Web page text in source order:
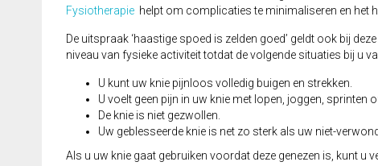
Fysiotherapie helpt om complicaties te minimaliseren en het
De uitspraak ‘haastige spoed is zelden goed’ geldt ook bij
niveau van fysieke activiteit totdat de volgende situaties bij u
U kunt uw knie pijnloos volledig buigen en strekken.
U voelt geen pijn in uw knie met lopen, joggen, sprinten
De knie is niet gezwollen.
Uw geblesseerde knie is net zo sterk als uw niet-
Als u uw knie gaat gebruiken voordat deze genezen is, kunt u